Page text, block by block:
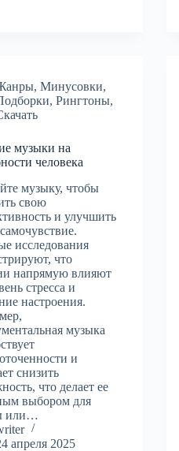
,Минусовки,
,Рингтоны,
музыки на
человека
музыку, чтобы
свою
и улучшить
исследования
что
напрямую влияют
стресса и
настроения.
музыка
и
снизить
что делает ее
выбором для
или…
апреля 2025